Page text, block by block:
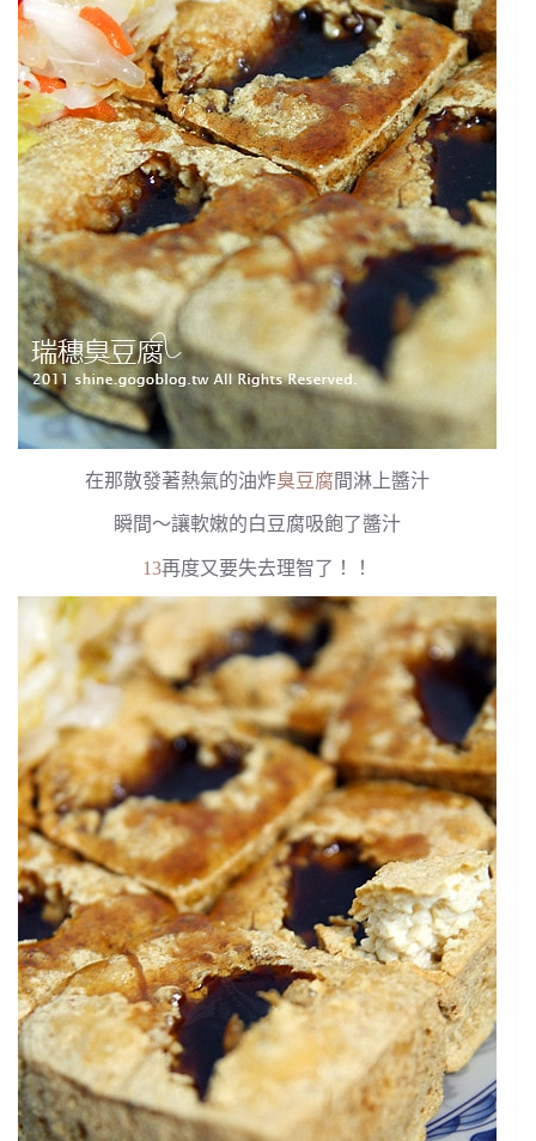
在那散發著熱氣的油炸臭豆腐間淋上醬汁
瞬間～讓軟嫩的白豆腐吸飽了醬汁
13再度又要失去理智了！！